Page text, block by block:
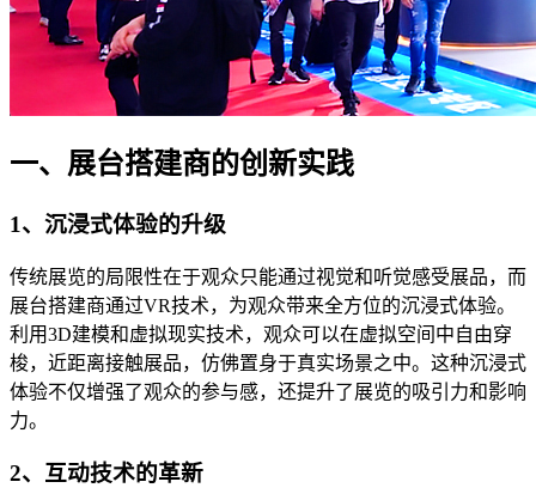
一、展台搭建商的创新实践
1、沉浸式体验的升级
传统展览的局限性在于观众只能通过视觉和听觉感受展品，而
展台搭建商通过VR技术，为观众带来全方位的沉浸式体验。
利用3D建模和虚拟现实技术，观众可以在虚拟空间中自由穿
梭，近距离接触展品，仿佛置身于真实场景之中。这种沉浸式
体验不仅增强了观众的参与感，还提升了展览的吸引力和影响
力。
2、互动技术的革新